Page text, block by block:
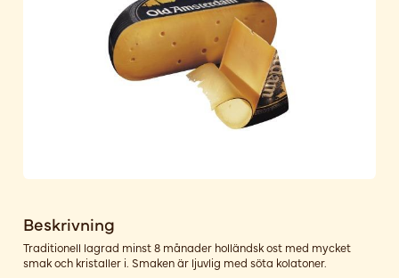
Beskrivning
Traditionell lagrad minst 8 månader holländsk ost med mycket
smak och kristaller i. Smaken är ljuvlig med söta kolatoner.